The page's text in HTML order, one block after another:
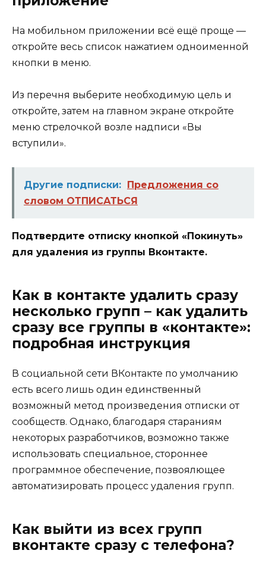
На мобильном приложении всё ещё проще —
откройте весь список нажатием одноименной
кнопки в меню.
Из перечня выберите необходимую цель и
откройте, затем на главном экране откройте
меню стрелочкой возле надписи «Вы
вступили».
Другие подписки:
Предложения со
словом ОТПИСАТЬСЯ
Подтвердите отписку кнопкой «Покинуть»
для удаления из группы Вконтакте.
Как в контакте удалить сразу
несколько групп – как удалить
сразу все группы в «контакте»:
подробная инструкция
В социальной сети ВКонтакте по умолчанию
есть всего лишь один единственный
возможный метод произведения отписки от
сообществ. Однако, благодаря стараниям
некоторых разработчиков, возможно также
использовать специальное, стороннее
программное обеспечение, позвоялющее
автоматизировать процесс удаления групп.
Как выйти из всех групп
вконтакте сразу с телефона?